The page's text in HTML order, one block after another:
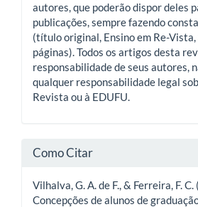
autores, que poderão dispor deles
publicações, sempre fazendo
(título original, Ensino em Re-Vista,
páginas). Todos os artigos desta
responsabilidade de seus autores,
qualquer responsabilidade legal
Revista ou à EDUFU.
Como Citar
Vilhalva, G. A. de F., & Ferreira, F.
Concepções de alunos de